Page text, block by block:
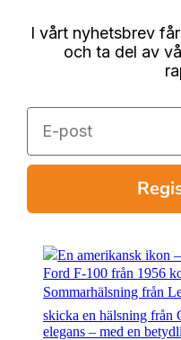
I vårt nyhetsbrev
och ta del av
E-post
En amerikansk ikon
Ford F-100 från 1956
Sommarhälsning från
skicka en hälsning från
elegans – med en